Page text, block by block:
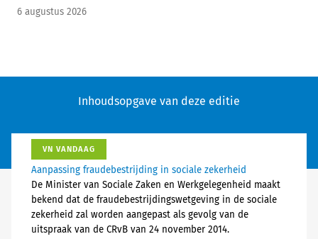
6 augustus 2026
Inhoudsopgave van deze editie
VN VANDAAG
Aanpassing fraudebestrijding in sociale zekerheid
De Minister van Sociale Zaken en Werkgelegenheid maakt
bekend dat de fraudebestrijdingswetgeving in de sociale
zekerheid zal worden aangepast als gevolg van de
uitspraak van de CRvB van 24 november 2014.